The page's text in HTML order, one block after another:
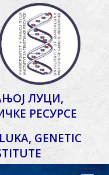
ЛУЦИ,
РЕСУРСЕ
GENETIC